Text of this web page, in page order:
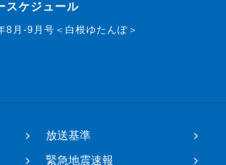
スケジュール
8月-9月号＜白根ゆたんぽ＞
放送基準
緊急地震速報